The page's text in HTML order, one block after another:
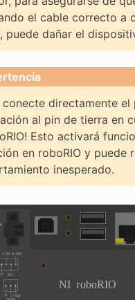
el cable correcto a
puede dañar el
directamente el
al pin de tierra en
Esto activará
en roboRIO y puede
inesperado.